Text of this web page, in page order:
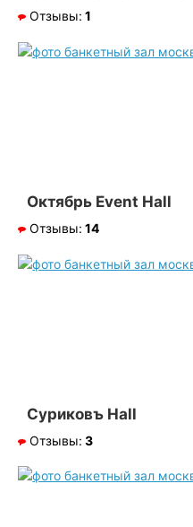
Отзывы: 1
Октябрь Event Hall
Отзывы: 14
Суриковъ Hall
Отзывы: 3